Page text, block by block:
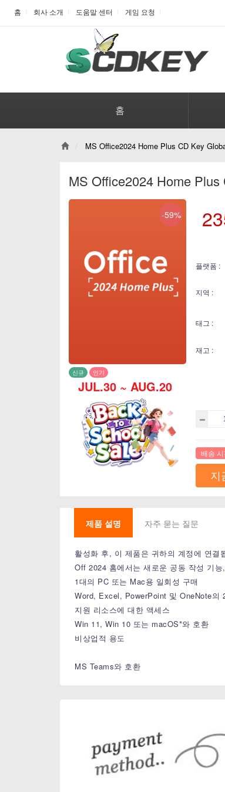
홈 회사 소개 도움말 센터 게임 요청
홈
MS Office2024 Home Plus CD Key
MS Office2024 Home Plus
-59%
JUL.30 ~ AUG.20
신규 인기
플랫폼 :
지역 :
태그 :
재고 :
배송
지
제품 설명 자주 묻는 질문
활성화 후, 이 제품은 귀하의 계정에 연결
Off 2024 홈에서는 새로운 공동 작성 기
1대의 PC 또는 Mac용 일회성 구매
Word, Excel, PowerPoint 및 OneNote의
지원 리소스에 대한 액세스
Win 11, Win 10 또는 macOS*와 호환
비상업적 용도
MS Teams와 호환